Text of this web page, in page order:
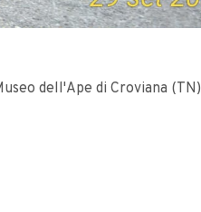
dell'Ape di Croviana (TN)